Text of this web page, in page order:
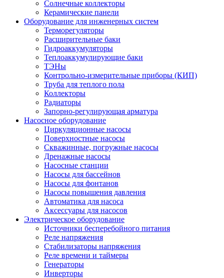
Солнечные коллекторы
Керамические панели
Оборудование для инженерных систем
Терморегуляторы
Расширительные баки
Гидроаккумуляторы
Теплоаккумулирующие баки
ТЭНы
Контрольно-измерительные приборы (КИП)
Труба для теплого пола
Коллекторы
Радиаторы
Запорно-регулирующая арматура
Насосное оборудование
Циркуляционные насосы
Поверхностные насосы
Скважинные, погружные насосы
Дренажные насосы
Насосные станции
Насосы для бассейнов
Насосы для фонтанов
Насосы повышения давления
Автоматика для насоса
Аксессуары для насосов
Электрическое оборудование
Источники бесперебойного питания
Реле напряжения
Стабилизаторы напряжения
Реле времени и таймеры
Генераторы
Инверторы